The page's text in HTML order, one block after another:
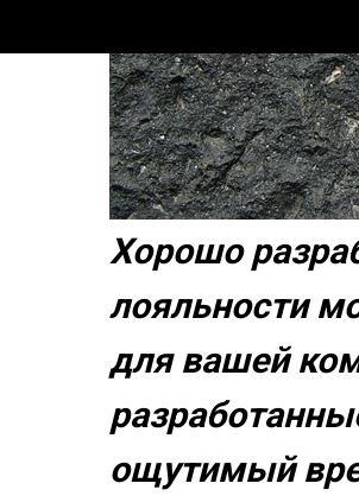
Хорошо
лояльности
для вашей
ощутимый